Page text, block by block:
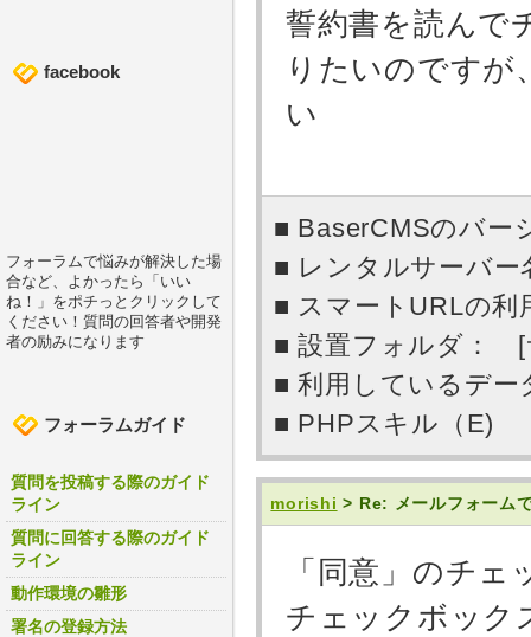
誓約書を読んで
りたいのですが
い
■ BaserCMSのバー
■ レンタルサーバー
■ スマートURLの
■ 設置フォルダ： [
■ 利用しているデ
■ PHPスキル（E)
morishi > Re: メールフォーム
「同意」のチ
チェックボック
facebook
フォーラムで悩みが解決した場
合など、よかったら「いい
ね！」をポチっとクリックして
ください！質問の回答者や開発
者の励みになります
フォーラムガイド
質問を投稿する際のガイド
ライン
質問に回答する際のガイド
ライン
動作環境の雛形
署名の登録方法